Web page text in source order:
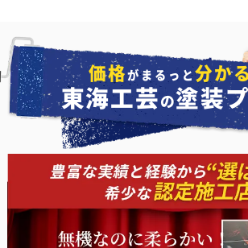
価格がまるっと分か
東海工芸 の塗装